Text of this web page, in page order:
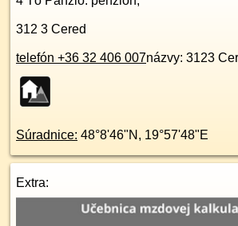
312 3 Cered
telefón +36 32 406 007názvy: 3123
Súradnice: 48°8'46"N , 19°57'48"E
Extra: